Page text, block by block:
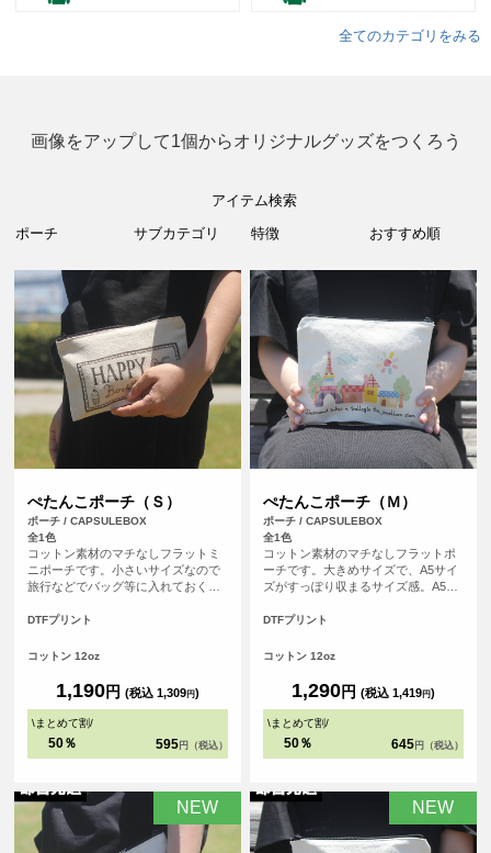
全てのカテゴリをみる
画像をアップして1個からオリジナルグッズをつくろう
アイテム検索
ぺたんこポーチ（Ｓ）
ポーチ / CAPSULEBOX
全1色
コットン素材のマチなしフラットミ
ニポーチです。小さいサイズなので
旅行などでバッグ等に入れておくと
なっております。四角い形のポーチ
なデザインをレイアウトしてオリジ
ます。
DTFプリント
コットン 12oz
1,190円 (税込 1,309円)
\まとめて割/
50％ 595 円（税込）
ぺたんこポーチ（Ｍ）
ポーチ / CAPSULEBOX
全1色
コットン素材のマチなしフラットポ
ーチです。大きめサイズで、A5サイ
ズがすっぽり収まるサイズ感。A5ノ
たり、旅行などで小物の小分け用ポ
ジッパーになっております。四角い
く、お好きなデザインをレイアウト
してオリジナル度たっぷりのポーチ
を作成できます。
DTFプリント
コットン 12oz
1,290円 (税込 1,419円)
\まとめて割/
50％ 645 円（税込）
NEW NEW